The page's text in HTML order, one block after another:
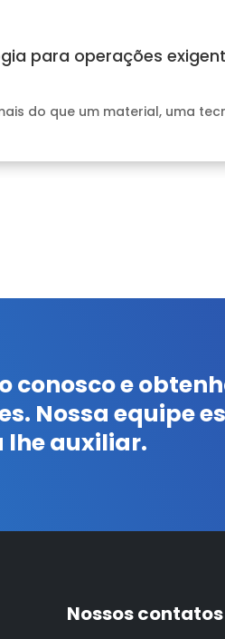
para operações
do que um material, uma
conosco e
Nossa equipe
auxiliar.
Nossos contatos